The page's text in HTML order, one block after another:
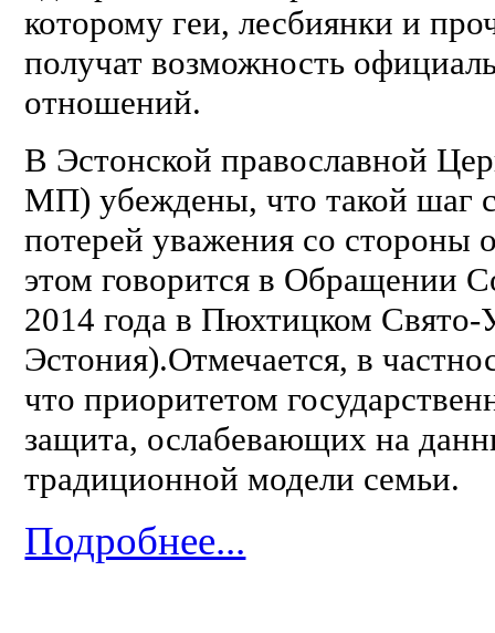
которому геи, лесбиянки и
получат возможность
отношений.
В Эстонской православной
МП) убеждены, что такой шаг
потерей уважения со стороны
этом говорится в Обращении
2014 года в Пюхтицком
Эстония).Отмечается, в
что приоритетом
защита, ослабевающих на
традиционной модели семьи.
Подробнее...